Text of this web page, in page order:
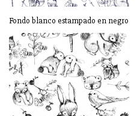
Fondo blanco estampado en negro